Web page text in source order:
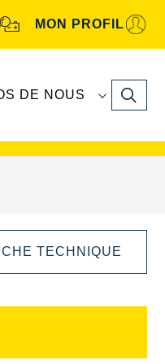
MON PROFIL
DE NOUS Search
TECHNIQUE